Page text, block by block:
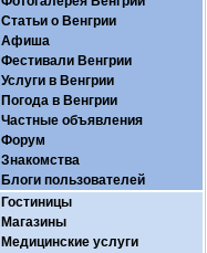
Статьи о Венгрии
Афиша
Фестивали Венгрии
Услуги в Венгрии
Погода в Венгрии
Частные объявления
Форум
Знакомства
Блоги пользователей
Гостиницы
Магазины
Медицинские услуги